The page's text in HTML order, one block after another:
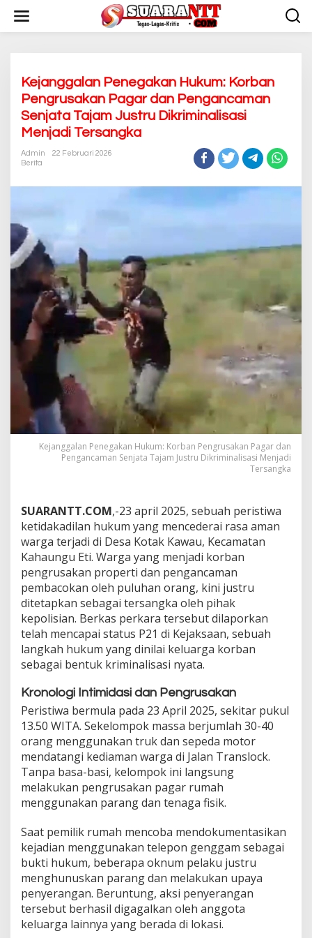
w
Kejanggalan Penegakan Hukum: Korban
Pengrusakan Pagar dan Pengancaman
Senjata Tajam Justru Dikriminalisasi
Menjadi Tersangka
Admin
22 Februari 2026
Berita
Kejanggalan Penegakan Hukum: Korban Pengrusakan Pagar dan
Pengancaman Senjata Tajam Justru Dikriminalisasi Menjadi
Tersangka
SUARANTT.COM,-23 april 2025, sebuah peristiwa
ketidakadilan hukum yang mencederai rasa aman
warga terjadi di Desa Kotak Kawau, Kecamatan
Kahaungu Eti. Warga yang menjadi korban
pengrusakan properti dan pengancaman
pembacokan oleh puluhan orang, kini justru
ditetapkan sebagai tersangka oleh pihak
kepolisian. Berkas perkara tersebut dilaporkan
telah mencapai status P21 di Kejaksaan, sebuah
langkah hukum yang dinilai keluarga korban
sebagai bentuk kriminalisasi nyata.
Kronologi Intimidasi dan Pengrusakan
Peristiwa bermula pada 23 April 2025, sekitar pukul
13.50 WITA. Sekelompok massa berjumlah 30-40
orang menggunakan truk dan sepeda motor
mendatangi kediaman warga di Jalan Translock.
Tanpa basa-basi, kelompok ini langsung
melakukan pengrusakan pagar rumah
menggunakan parang dan tenaga fisik.
Saat pemilik rumah mencoba mendokumentasikan
kejadian menggunakan telepon genggam sebagai
bukti hukum, beberapa oknum pelaku justru
menghunuskan parang dan melakukan upaya
penyerangan. Beruntung, aksi penyerangan
tersebut berhasil digagalkan oleh anggota
keluarga lainnya yang berada di lokasi.